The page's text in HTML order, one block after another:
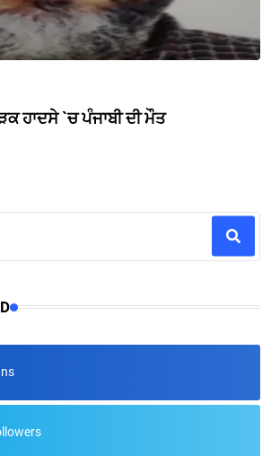
ਹਾਦਸੇ `ਚ ਪੰਜਾਬੀ ਦੀ ਮੌਤ